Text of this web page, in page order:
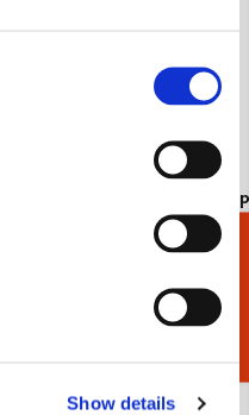
Show details
Jan
€ 9,99 Cadeaukiezer